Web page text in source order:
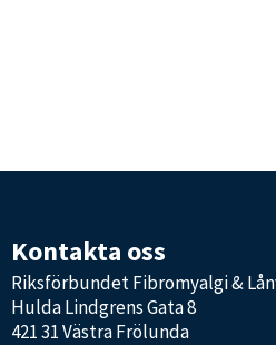
Kontakta oss
Riksförbundet Fibromyalgi &
Hulda Lindgrens Gata 8
421 31 Västra Frölunda